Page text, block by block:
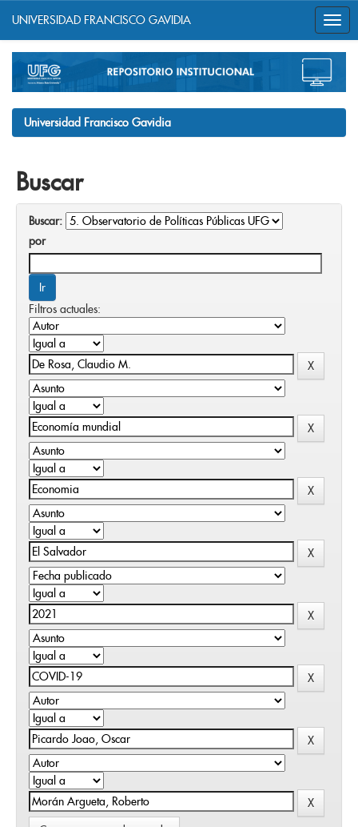
navigation
UNIVERSIDAD FRANCISCO GAVIDIA
Universidad Francisco Gavidia
Buscar
Buscar:
por
Filtros actuales: